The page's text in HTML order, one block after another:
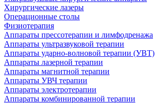
Хирургические лазеры
Операционные столы
Физиотерапия
Аппараты прессотерапии и лимфодренажа
Аппараты ультразвуковой терапии
Аппараты ударно-волновой терапии (УВТ)
Аппараты лазерной терапии
Аппараты магнитной терапии
Аппараты УВЧ терапии
Аппараты электротерапии
Аппараты комбинированной терапии